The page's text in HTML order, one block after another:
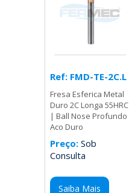
Ref: FMD-TE-2C.L
Fresa Esferica Metal
Duro 2C Longa 55HRC
| Ball Nose Profundo
Aco Duro
Preço: Sob
Consulta
Saiba Mais